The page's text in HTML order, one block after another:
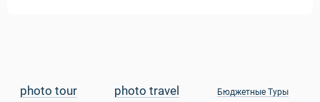
Статьи
photo tour photo travel Бюджетные Туры